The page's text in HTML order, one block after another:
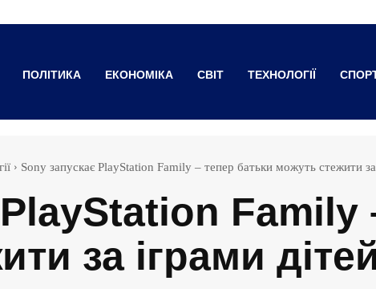
ПОЛІТИКА ЕКОНОМІКА СВІТ ТЕХНОЛОГІЇ
Sony запускає PlayStation Family – тепер батьки можуть стежити за
Family
за іграми